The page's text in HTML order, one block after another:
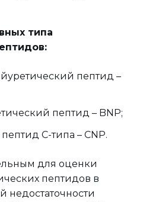
типа
пептид –
пептид – BNP;
С-типа – CNP.
для оценки
пептидов в
недостаточности